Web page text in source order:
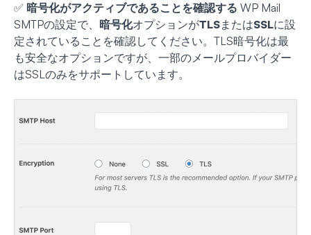
✅ 暗号化がアクティブであることを確認する WP Mail
SMTPの設定で、 暗号化オプションがTLSまたはSSLに設
定されていることを確認してください。TLS暗号化は最
も安全なオプションですが、一部のメールプロバイダー
はSSLのみをサポートしています。